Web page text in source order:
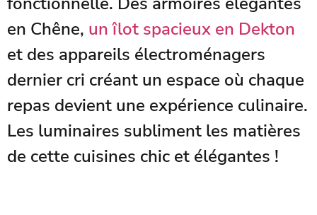
en Chêne, un îlot spacieux en Dekton
et des appareils électroménagers
dernier cri créant un espace où chaque
repas devient une expérience culinaire.
Les luminaires subliment les matières
de cette cuisines chic et élégantes !